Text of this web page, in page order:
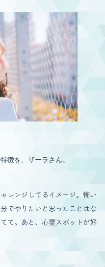
徴を、ザーラさん。
レンジしてるイメージ。怖い
でやりたいと思ったことはな
て。あと、心霊スポットが好